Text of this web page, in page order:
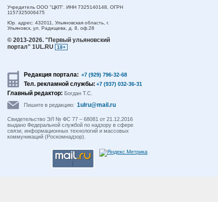
Учредитель ООО "ЦКП". ИНН 7325140148, ОГРН
1157325006475
Юр. адрес: 432011, Ульяновская область, г.
Ульяновск, ул. Радищева, д. 8, оф.28
© 2013-2026. "Первый ульяновский
портал" 1UL.RU
18+
Редакция портала: +7 (929) 796-32-68
Тел. рекламной службы: +7 (937) 032-36-31
Главный редактор: Богдан Т.С.
Пишите в редакцию: 1ulru@mail.ru
Свидетельство ЭЛ № ФС 77 – 68081 от 21.12.2016
выдано Федеральной службой по надзору в сфере
связи, информационных технологий и массовых
коммуникаций (Роскомнадзор).